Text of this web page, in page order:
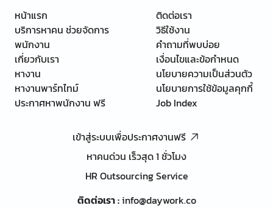
หน้าแรก
บริการหาคน ช่วยจัดการ
พนักงาน
เกี่ยวกับเรา
หางาน
หางานพาร์ทไทม์
ประกาศหาพนักงาน ฟรี
ติดต่อเรา
วิธีใช้งาน
คำถามที่พบบ่อย
เงื่อนไขและข้อกำหนด
นโยบายความเป็นส่วนตัว
นโยบายการใช้ข้อมูลคุกกี้
Job Index
เข้าสู่ระบบเพื่อประกาศงานฟรี
หาคนด่วน เร็วสุด 1 ชั่วโมง
HR Outsourcing Service
ติดต่อเรา:info@daywork.co